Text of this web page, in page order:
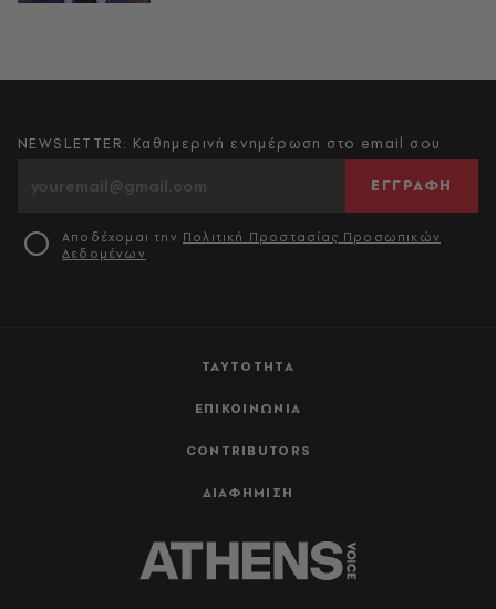
ΤΑΥΤΟΤΗΤΑ
ΕΠΙΚΟΙΝΩΝΙΑ
CONTRIBUTORS
ΔΙΑΦΗΜΙΣΗ
NEWSLETTER: Καθημερινή ενημέρωση στο email σου
ΕΓΓΡΑΦΗ
Αποδέχομαι την Πολιτική Προστασίας Προσωπικών
Δεδομένων